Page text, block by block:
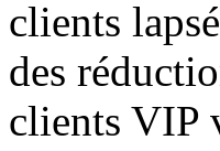
clients
des
clients VIP